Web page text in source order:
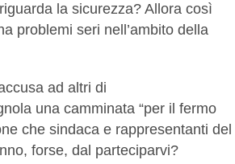
la sicurezza? Allora così
problemi seri nell’ambito della
ad altri di
una camminata “per il fermo
che sindaca e rappresentanti del
forse, dal parteciparvi?